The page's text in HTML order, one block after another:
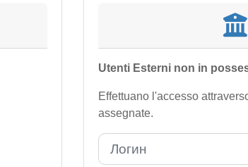
Utenti Esterni non in
Effettuano l'accesso
assegnate.
Логин